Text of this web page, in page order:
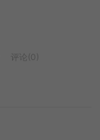
评论(0)